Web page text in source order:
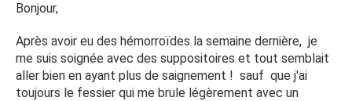
Bonjour,
Après avoir eu des hémorroïdes la semaine dernière, je
me suis soignée avec des suppositoires et tout semblait
aller bien en ayant plus de saignement ! sauf que j'ai
toujours le fessier qui me brule légèrement avec un